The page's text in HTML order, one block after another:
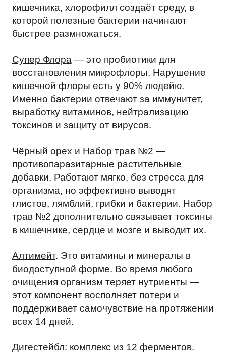
кишечника, хлорофилл создаёт среду, в
которой полезные бактерии начинают
быстрее размножаться.
Супер Флора — это пробиотики для
восстановления микрофлоры. Нарушение
кишечной флоры есть у 90% людейю.
Именно бактерии отвечают за иммунитет,
выработку витаминов, нейтрализацию
токсинов и защиту от вирусов.
Чёрный орех и Набор трав №2 —
противопаразитарные растительные
добавки. Работают мягко, без стресса для
организма, но эффективно выводят
глистов, лямблий, грибки и бактерии. Набор
трав №2 дополнительно связывает токсины
в кишечнике, сердце и мозге и выводит их.
Алтимейт. Это витамины и минералы в
биодоступной форме. Во время любого
очищения организм теряет нутриенты —
этот компонент восполняет потери и
поддерживает самочувствие на протяжении
всех 14 дней.
Дигестейбл: комплекс из 12 ферментов.